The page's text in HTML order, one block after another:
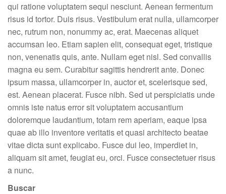
qui ratione voluptatem sequi nesciunt. Aenean fermentum
risus id tortor. Duis risus. Vestibulum erat nulla, ullamcorper
nec, rutrum non, nonummy ac, erat. Maecenas aliquet
accumsan leo. Etiam sapien elit, consequat eget, tristique
non, venenatis quis, ante. Nullam eget nisl. Sed convallis
magna eu sem. Curabitur sagittis hendrerit ante. Donec
ipsum massa, ullamcorper in, auctor et, scelerisque sed,
est. Aenean placerat. Fusce nibh. Sed ut perspiciatis unde
omnis iste natus error sit voluptatem accusantium
doloremque laudantium, totam rem aperiam, eaque ipsa
quae ab illo inventore veritatis et quasi architecto beatae
vitae dicta sunt explicabo. Fusce dui leo, imperdiet in,
aliquam sit amet, feugiat eu, orci. Fusce consectetuer risus
a nunc.
Buscar